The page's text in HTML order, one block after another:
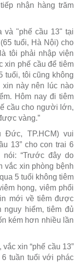
nhận hàng trăm
và "phế cầu 13" tại
tuổi, Hà Nội) cho
tôi phải nhập viện
xin phế cầu để tiêm
tuổi, tôi cũng không
này nên lúc nào
Hôm nay đi tiêm
cầu cho người lớn,
vàng.”
Đức, TP.HCM) vui
13” cho con trai 6
“Trước đây do
vắc xin phòng bệnh
5 tuổi không tiêm
họng, viêm phổi
mới về tiêm được
hiểm, tiêm đủ
kém hơn nhiều lần
xin “phế cầu 13”
tuần tuổi với phác